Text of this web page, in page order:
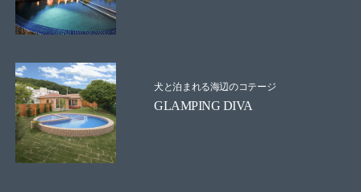
犬と泊まれる海辺のコテージ
GLAMPING DIVA